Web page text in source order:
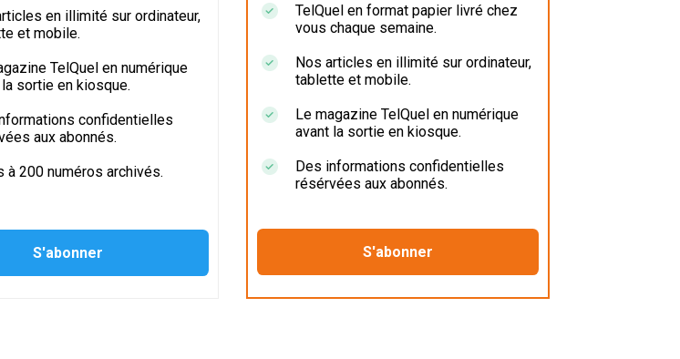
en illimité sur ordinateur,
et mobile.
TelQuel en numérique
sortie en kiosque.
confidentielles
aux abonnés.
à 200 numéros archivés.
TelQuel en format papier livré chez
vous chaque semaine.
Nos articles en illimité sur ordinateur,
tablette et mobile.
Le magazine TelQuel en numérique
avant la sortie en kiosque.
Des informations confidentielles
résérvées aux abonnés.